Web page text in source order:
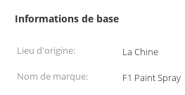
Informations de base
Lieu d'origine:
La Chine
Nom de marque:
F1 Paint Spray